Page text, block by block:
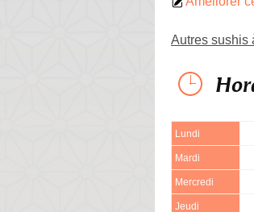
Autres sushis
Lundi
Mardi
Mercredi
Jeudi